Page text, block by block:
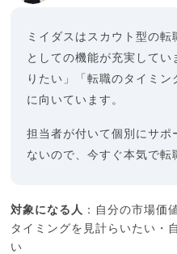
ミイダスはスカウト型の
としての機能が充実してい
りたい」「転職のタイミン
に向いています。
担当者が付いて個別にサポ
ないので、今すぐ本気で転
対象になる人
：自分の市場価
タイミングを見計らいたい・
い